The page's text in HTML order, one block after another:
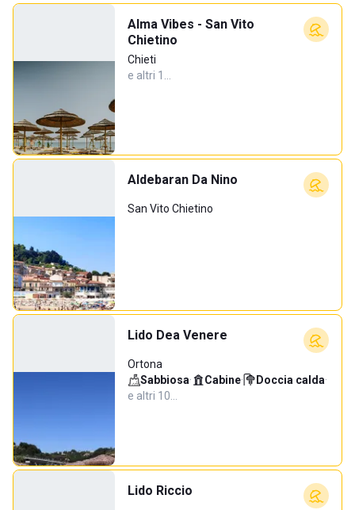
Alma Vibes - San Vito
Chietino
Chieti
e altri 1…
Aldebaran Da Nino
San Vito Chietino
Lido Dea Venere
Ortona
Sabbiosa· Cabine· Doccia calda·
e altri 10…
Lido Riccio